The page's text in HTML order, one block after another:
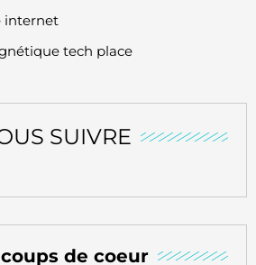
SUIVRE
de coeur
internet
tech place